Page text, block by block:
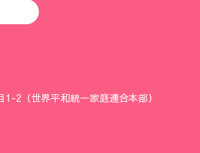
2（世界平和統一家庭連合本部）